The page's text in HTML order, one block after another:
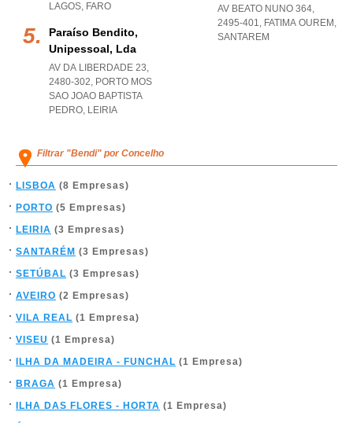
LAGOS, FARO
Paraíso Bendito,
Unipessoal, Lda
AV DA LIBERDADE 23,
2480-302, PORTO MOS
SAO JOAO BAPTISTA
PEDRO, LEIRIA
AV BEATO NUNO 364,
2495-401, FATIMA OUREM ,
SANTAREM
Filtrar "Bendi" por Concelho
LISBOA (8 Empresas)
PORTO (5 Empresas)
LEIRIA (3 Empresas)
SANTARÉM (3 Empresas)
SETÚBAL (3 Empresas)
AVEIRO (2 Empresas)
VILA REAL (1 Empresa)
VISEU (1 Empresa)
ILHA DA MADEIRA - FUNCHAL (1 Empresa)
BRAGA (1 Empresa)
ILHA DAS FLORES - HORTA (1 Empresa)